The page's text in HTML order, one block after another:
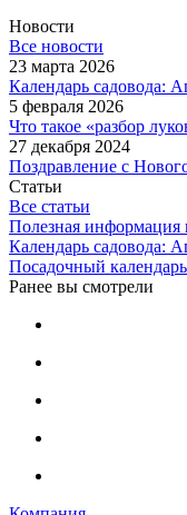
Новости
Все новости
23 марта 2026
Календарь садовода:
5 февраля 2026
Что такое «разбор
27 декабря 2024
Поздравление с
Статьи
Все статьи
Полезная информация
Календарь садовода:
Посадочный календарь
Ранее вы смотрели